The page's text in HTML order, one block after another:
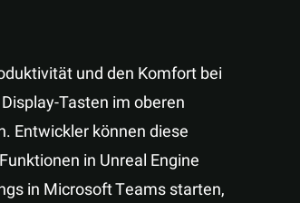
und den Komfort bei
Tasten im oberen
Entwickler können diese
in Unreal Engine
in Microsoft Teams starten,